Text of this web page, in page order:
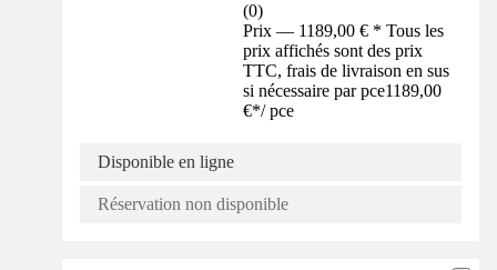
(0)
Prix — 1189,00 € * Tous les
prix affichés sont des prix
TTC, frais de livraison en sus
si nécessaire par pce1189,00
€*/ pce
Disponible en ligne
Réservation non disponible